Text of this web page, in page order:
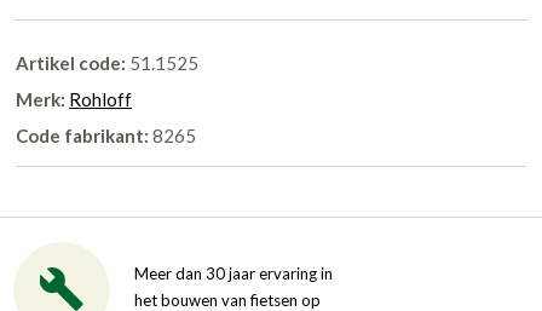
Artikel code: 51.1525
Merk: Rohloff
Code fabrikant: 8265
Meer dan 30 jaar ervaring in
het bouwen van fietsen op